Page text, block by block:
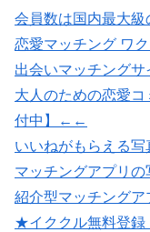
会員数は国内最大級
恋愛マッチング ワ
出会いマッチング
大人のための恋愛
付中】←←
いいねがもらえる写
マッチングアプリの
紹介型マッチング
★イククル無料登録